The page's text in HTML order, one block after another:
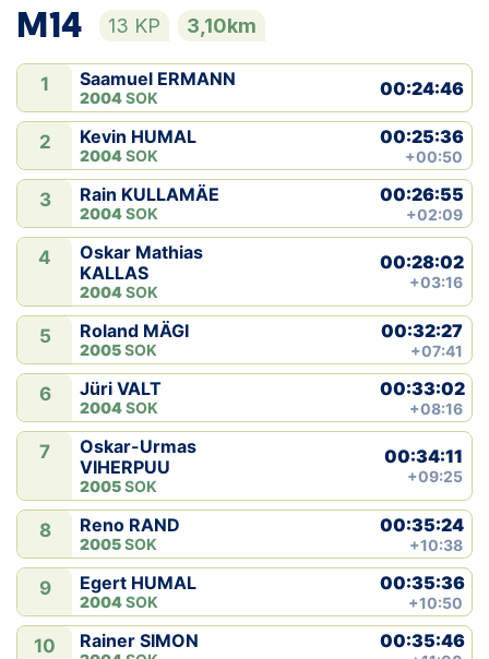
M14 13 KP 3,10km
1 Saamuel ERMANN
2004SOK 00:24:46
2 Kevin HUMAL
2004SOK
00:25:36
+00:50
3 Rain KULLAMÄE
2004SOK
00:26:55
+02:09
4
Oskar Mathias
KALLAS
2004SOK
00:28:02
+03:16
5 Roland MÄGI
2005SOK
00:32:27
+07:41
6 Jüri VALT
2004SOK
00:33:02
+08:16
7
Oskar-Urmas
VIHERPUU
2005SOK
00:34:11
+09:25
8 Reno RAND
2005SOK
00:35:24
+10:38
9 Egert HUMAL
2004SOK
00:35:36
+10:50
10 Rainer SIMON 00:35:46